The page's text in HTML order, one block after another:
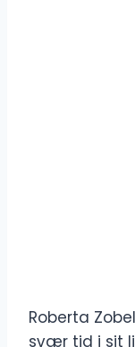
Roberta
svær tid i sit